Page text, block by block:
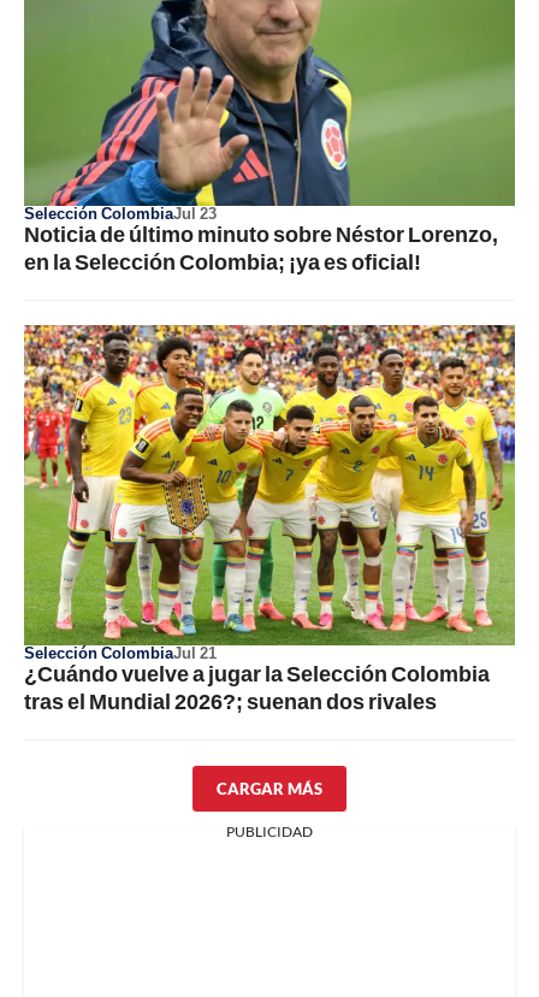
Selección ColombiaJul 23
Noticia de último minuto sobre Néstor Lorenzo,
en la Selección Colombia; ¡ya es oficial!
Selección ColombiaJul 21
¿Cuándo vuelve a jugar la Selección Colombia
tras el Mundial 2026?; suenan dos rivales
CARGAR MÁS
PUBLICIDAD